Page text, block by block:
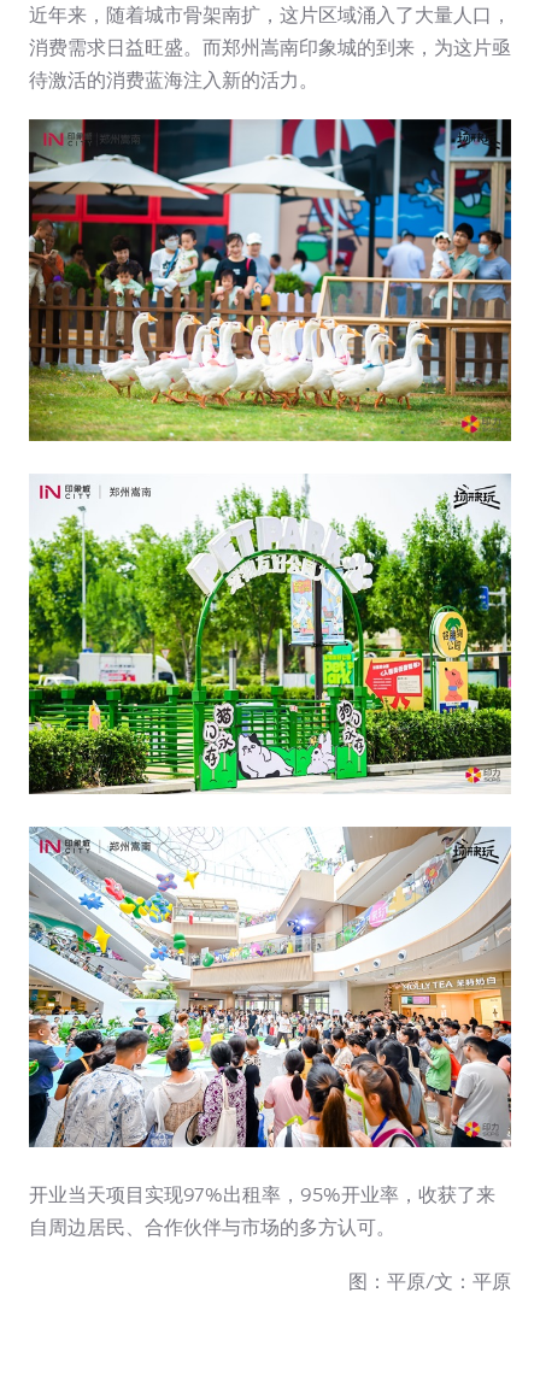
近年来，随着城市骨架南扩，这片区域涌入了大量人口，
消费需求日益旺盛。而郑州嵩南印象城的到来，为这片亟
待激活的消费蓝海注入新的活力。
开业当天项目实现97%出租率，95%开业率，收获了来
自周边居民、合作伙伴与市场的多方认可。
图：平原/文：平原